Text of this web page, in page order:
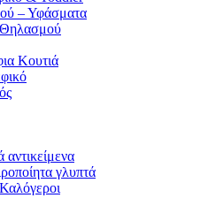
– Υφάσματα
Κουτιά
αντικείμενα
γλυπτά